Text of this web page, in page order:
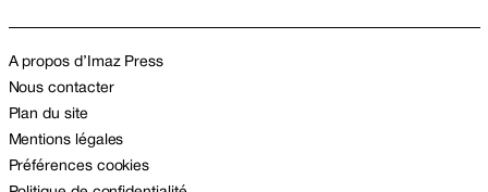
A propos d’Imaz Press
Nous contacter
Plan du site
Mentions légales
Préférences cookies